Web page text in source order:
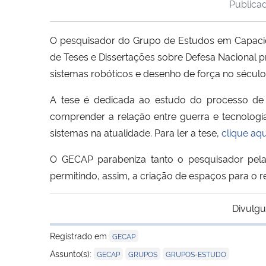
O pesquisador do Grupo de Estudos em
de Teses e Dissertações sobre Defesa
sistemas robóticos e desenho de força no
A tese é dedicada ao estudo do processo
comprender a relação entre guerra e
sistemas na atualidade. Para ler a tese, clique
O GECAP parabeniza tanto o pesquisador
permitindo, assim, a criação de espaços para o
Registrado em GECAP
Assunto(s): GECAP GRUPOS GRUPOS-ESTUDO